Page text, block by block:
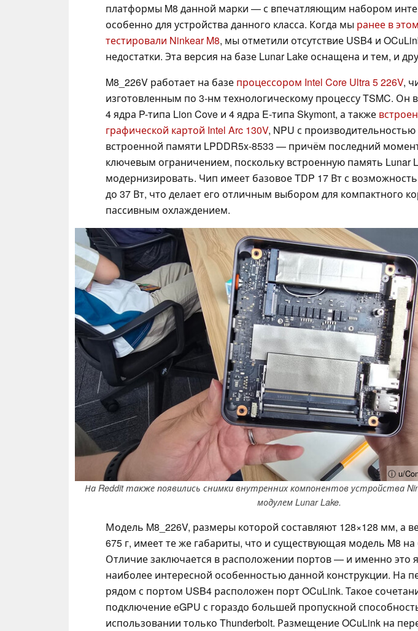
платформы M8 данной марки — с впечатляющим набором
особенно для устройства данного класса. Когда мы ранее в
тестировали Ninkear M8, мы отметили отсутствие USB4 и
недостатки. Эта версия на базе Lunar Lake оснащена и тем, и
M8_226V работает на базе процессором Intel Core Ultra 5 226V,
изготовленным по 3-нм технологическому процессу TSMC. Он
4 ядра P-типа Lion Cove и 4 ядра E-типа Skymont, а также
графической картой Intel Arc 130V, NPU с производительностью
встроенной памяти LPDDR5x-8533 — причём последний
ключевым ограничением, поскольку встроенную память Lunar
модернизировать. Чип имеет базовое TDP 17 Вт с
до 37 Вт, что делает его отличным выбором для компактного
пассивным охлаждением.
ⓘ u/
На Reddit также появились снимки внутренних компонентов устройства
модулем Lunar Lake.
Модель M8_226V, размеры которой составляют 128×128 мм, а
675 г, имеет те же габариты, что и существующая модель M8 на
Отличие заключается в расположении портов — и именно это
наиболее интересной особенностью данной конструкции. На
рядом с портом USB4 расположен порт OCuLink. Такое
подключение eGPU с гораздо большей пропускной
использовании только Thunderbolt. Размещение OCuLink на